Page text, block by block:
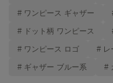
アンノイ
URBAN RESEARCH ROSSO
アーバンリサーチ ロッソ
USAGI Books
# ワンピース ギャザー
# ドット柄 ワンピース
# ワンピース ロゴ # レ
# ギャザー ブルー系 #